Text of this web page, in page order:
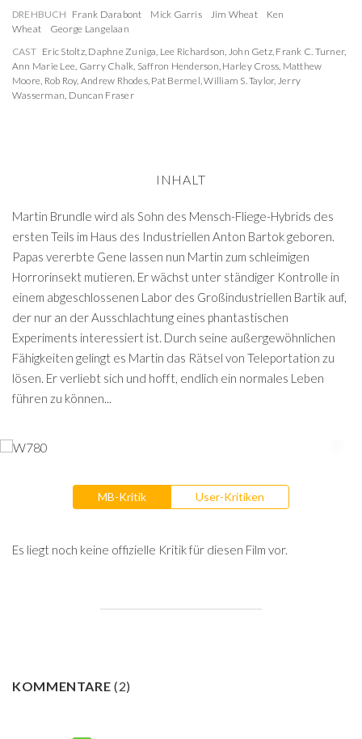
DREHBUCH Frank Darabont Mick Garris Jim Wheat
Ken
Wheat
George Langelaan
CAST Eric Stoltz, Daphne Zuniga, Lee Richardson, John Getz, Frank C. Turner,
Ann Marie Lee, Garry Chalk, Saffron Henderson, Harley Cross, Matthew
Moore, Rob Roy, Andrew Rhodes, Pat Bermel,William S. Taylor, Jerry
Wasserman, Duncan Fraser
INHALT
Martin Brundle wird als Sohn des Mensch-Fliege-Hybrids des
ersten Teils im Haus des Industriellen Anton Bartok geboren.
Papas vererbte Gene lassen nun Martin zum schleimigen
Horrorinsekt mutieren. Er wächst unter ständiger Kontrolle in
einem abgeschlossenen Labor des Großindustriellen Bartik auf,
der nur an der Ausschlachtung eines phantastischen
Experiments interessiert ist. Durch seine außergewöhnlichen
Fähigkeiten gelingt es Martin das Rätsel von Teleportation zu
lösen. Er verliebt sich und hofft, endlich ein normales Leben
führen zu können...
MB-Kritik User-Kritiken
Es liegt noch keine offizielle Kritik für diesen Film vor.
KOMMENTARE(2)